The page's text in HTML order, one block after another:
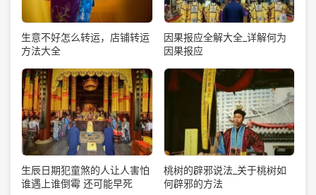
生意不好怎么转运，店铺转运
方法大全
因果报应全解大全_详解何为
因果报应
生辰日期犯童煞的人让人害怕
谁遇上谁倒霉 还可能早死
桃树的辟邪说法_关于桃树如
何辟邪的方法